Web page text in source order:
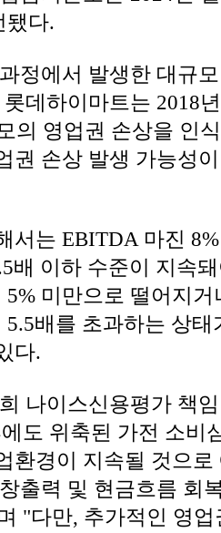
됐다.
정에서 발생한 대규
데하이마트는 2018
의 영업권 손상을 인
권 손상 발생 가능성
서는 EBITDA 마진
배 이하 수준이 지속
미만으로 떨어지
배를 초과하는 상
다.
나이스신용평가 책
도 위축된 가전 소비
환경이 지속될 것으
출력 및 현금흐름 회
"다만, 추가적인 영